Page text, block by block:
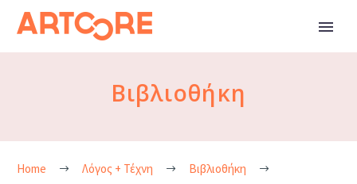
Βιβλιοθήκη
Home Λόγος + Τέχνη
Βιβλιοθήκη